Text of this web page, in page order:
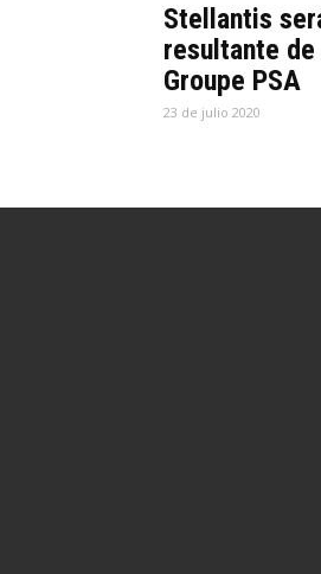
Stellantis
resultante
Groupe PSA
23 de julio 2020